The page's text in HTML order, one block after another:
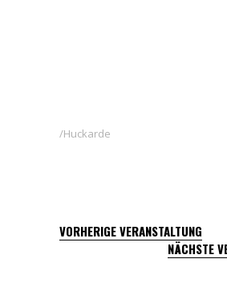
Huckarde
VORHERIGE VERANSTALTUNG
NÄCHSTE